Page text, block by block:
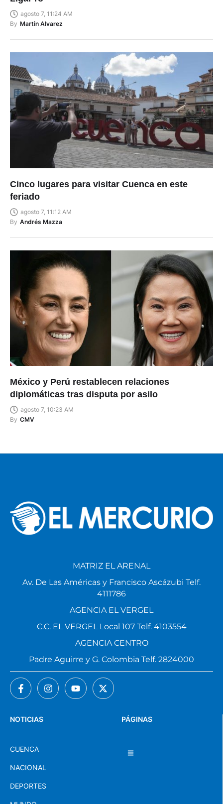
agosto 7, 11:24 AM
By Martin Alvarez
Cinco lugares para visitar Cuenca en este
feriado
agosto 7, 11:12 AM
By Andrés Mazza
México y Perú restablecen relaciones
diplomáticas tras disputa por asilo
agosto 7, 10:23 AM
By CMV
PÁGINAS
NOTICIAS
CUENCA
NACIONAL
DEPORTES
MATRIZ EL ARENAL
Av. De Las Américas y Francisco Ascázubi Telf.
4111786
AGENCIA EL VERGEL
C.C. EL VERGEL Local 107 Telf. 4103554
AGENCIA CENTRO
Padre Aguirre y G. Colombia Telf. 2824000